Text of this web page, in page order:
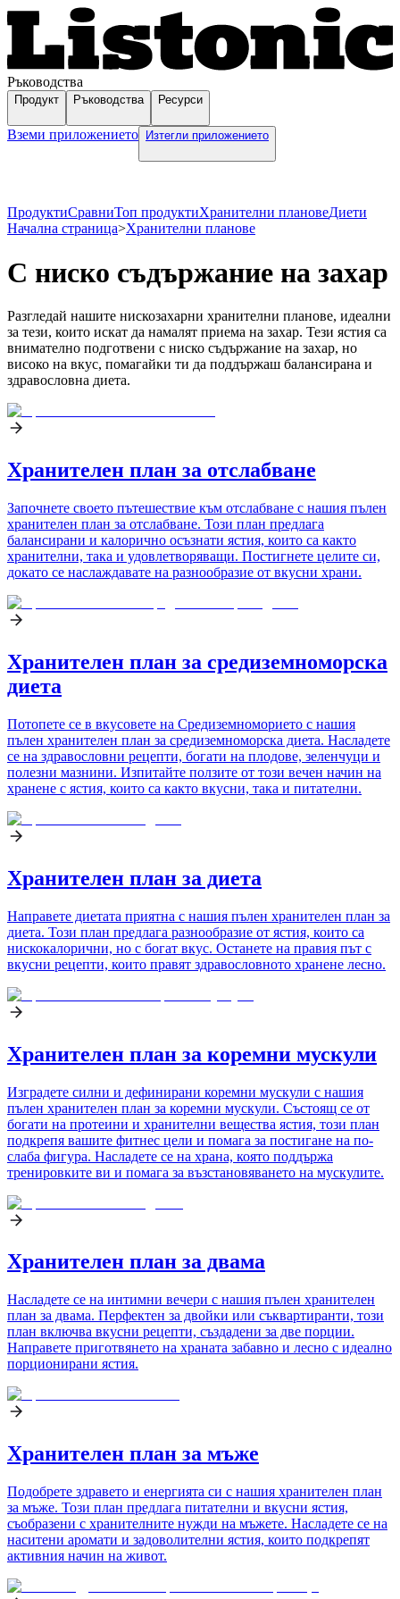
Ръководства
Продукт Ръководства Ресурси
Вземи приложението Изтегли приложението
ПродуктиСравниТоп продуктиХранителни плановеДиети
Начална страница>Хранителни планове
С ниско съдържание на захар
Разгледай нашите нискозахарни хранителни планове, идеални
за тези, които искат да намалят приема на захар. Тези ястия са
внимателно подготвени с ниско съдържание на захар, но
високо на вкус, помагайки ти да поддържаш балансирана и
здравословна диета.
Хранителен план за отслабване
Започнете своето пътешествие към отслабване с нашия пълен
хранителен план за отслабване. Този план предлага
балансирани и калорично осъзнати ястия, които са както
хранителни, така и удовлетворяващи. Постигнете целите си,
докато се наслаждавате на разнообразие от вкусни храни.
Хранителен план за средиземноморска
диета
Потопете се в вкусовете на Средиземноморието с нашия
пълен хранителен план за средиземноморска диета. Насладете
се на здравословни рецепти, богати на плодове, зеленчуци и
полезни мазнини. Изпитайте ползите от този вечен начин на
хранене с ястия, които са както вкусни, така и питателни.
Хранителен план за диета
Направете диетата приятна с нашия пълен хранителен план за
диета. Този план предлага разнообразие от ястия, които са
нискокалорични, но с богат вкус. Останете на правия път с
вкусни рецепти, които правят здравословното хранене лесно.
Хранителен план за коремни мускули
Изградете силни и дефинирани коремни мускули с нашия
пълен хранителен план за коремни мускули. Състоящ се от
богати на протеини и хранителни вещества ястия, този план
подкрепя вашите фитнес цели и помага за постигане на по-
слаба фигура. Насладете се на храна, която поддържа
тренировките ви и помага за възстановяването на мускулите.
Хранителен план за двама
Насладете се на интимни вечери с нашия пълен хранителен
план за двама. Перфектен за двойки или съквартиранти, този
план включва вкусни рецепти, създадени за две порции.
Направете приготвянето на храната забавно и лесно с идеално
порционирани ястия.
Хранителен план за мъже
Подобрете здравето и енергията си с нашия хранителен план
за мъже. Този план предлага питателни и вкусни ястия,
съобразени с хранителните нужди на мъжете. Насладете се на
наситени аромати и задоволителни ястия, които подкрепят
активния начин на живот.